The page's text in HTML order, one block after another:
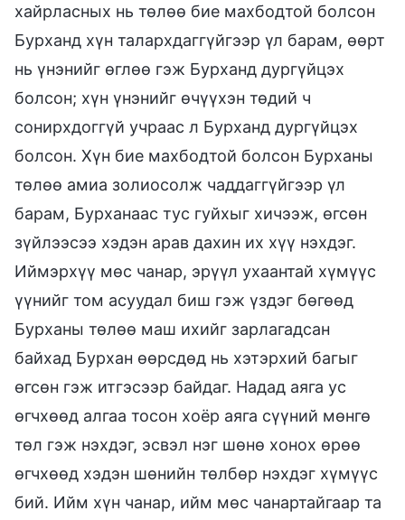
хайрласных нь төлөө бие махбодтой болсон
Бурханд хүн талархдаггүйгээр үл барам, өөрт
нь үнэнийг өглөө гэж Бурханд дургүйцэх
болсон; хүн үнэнийг өчүүхэн төдий ч
сонирхдоггүй учраас л Бурханд дургүйцэх
болсон. Хүн бие махбодтой болсон Бурханы
төлөө амиа золиосолж чаддаггүйгээр үл
барам, Бурханаас тус гуйхыг хичээж, өгсөн
зүйлээсээ хэдэн арав дахин их хүү нэхдэг.
Иймэрхүү мөс чанар, эрүүл ухаантай хүмүүс
үүнийг том асуудал биш гэж үздэг бөгөөд
Бурханы төлөө маш ихийг зарлагадсан
байхад Бурхан өөрсдөд нь хэтэрхий багыг
өгсөн гэж итгэсээр байдаг. Надад аяга ус
өгчхөөд алгаа тосон хоёр аяга сүүний мөнгө
төл гэж нэхдэг, эсвэл нэг шөнө хонох өрөө
өгчхөөд хэдэн шөнийн төлбөр нэхдэг хүмүүс
бий. Ийм хүн чанар, ийм мөс чанартайгаар та